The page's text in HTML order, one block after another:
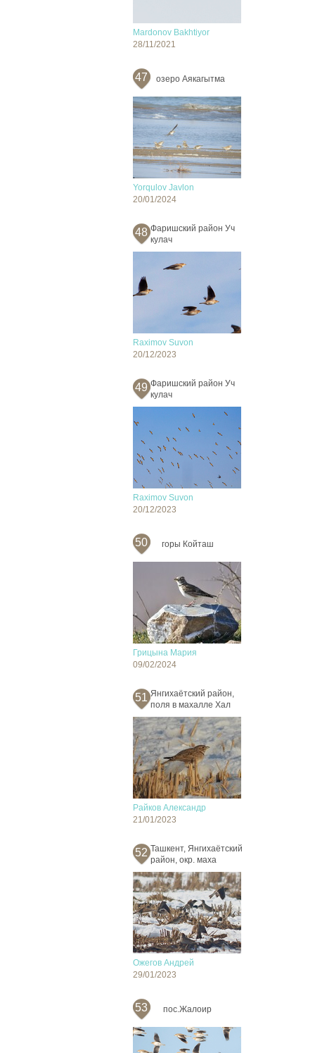
Mardonov Bakhtiyor
28/11/2021
47 озеро Аякагытма
Yorqulov Javlon
20/01/2024
48 Фаришский район Уч
кулач
Raximov Suvon
20/12/2023
49 Фаришский район Уч
кулач
Raximov Suvon
20/12/2023
50 горы Койташ
Грицына Мария
09/02/2024
51 Янгихаётский район,
поля в махалле Хал
Райков Александр
21/01/2023
52 Ташкент, Янгихаётский
район, окр. маха
Ожегов Андрей
29/01/2023
53 пос.Жалоир